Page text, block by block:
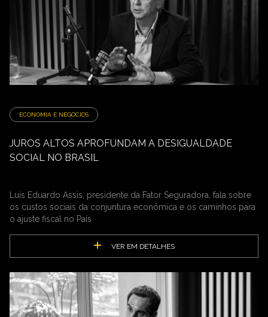
ECONOMIA E NEGÓCIOS
JUROS ALTOS APROFUNDAM A DESIGUALDADE
SOCIAL NO BRASIL
Luís Eduardo Assis, presidente da Fator Seguradora, fala sobre
os custos sociais da conjuntura econômica e os caminhos para
o ajuste fiscal no País
VER EM DETALHES